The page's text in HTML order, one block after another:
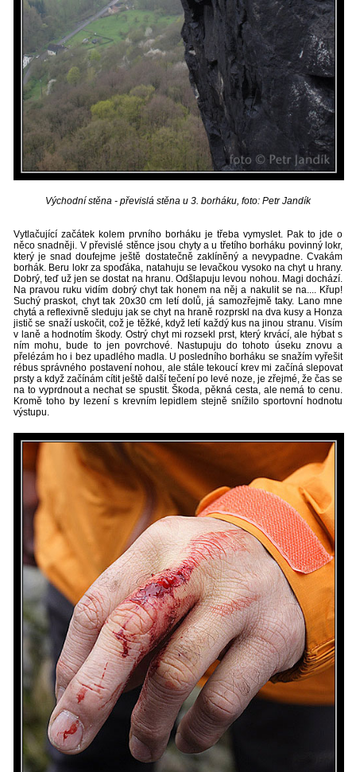
Východní stěna - převislá stěna u 3. borháku, foto: Petr Jandík
Vytlačující začátek kolem prvního borháku je třeba vymyslet. Pak to jde o
něco snadněji. V převislé stěnce jsou chyty a u třetího borháku povinný lokr,
který je snad doufejme ještě dostatečně zaklíněný a nevypadne. Cvakám
borhák. Beru lokr za spoďáka, natahuju se levačkou vysoko na chyt u hrany.
Dobrý, teď už jen se dostat na hranu. Odšlapuju levou nohou. Magi dochází.
Na pravou ruku vidím dobrý chyt tak honem na něj a nakulit se na.... Křup!
Suchý praskot, chyt tak 20x30 cm letí dolů, já samozřejmě taky. Lano mne
chytá a reflexivně sleduju jak se chyt na hraně rozprskl na dva kusy a Honza
jistič se snaží uskočit, což je těžké, když letí každý kus na jinou stranu. Visím
v laně a hodnotím škody. Ostrý chyt mi rozsekl prst, který krvácí, ale hýbat s
ním mohu, bude to jen povrchové. Nastupuju do tohoto úseku znovu a
přelézám ho i bez upadlého madla. U posledního borháku se snažím vyřešit
rébus správného postavení nohou, ale stále tekoucí krev mi začíná slepovat
prsty a když začínám cítit ještě další tečení po levé noze, je zřejmé, že čas se
na to vyprdnout a nechat se spustit. Škoda, pěkná cesta, ale nemá to cenu.
Kromě toho by lezení s krevním lepidlem stejně snížilo sportovní hodnotu
výstupu.